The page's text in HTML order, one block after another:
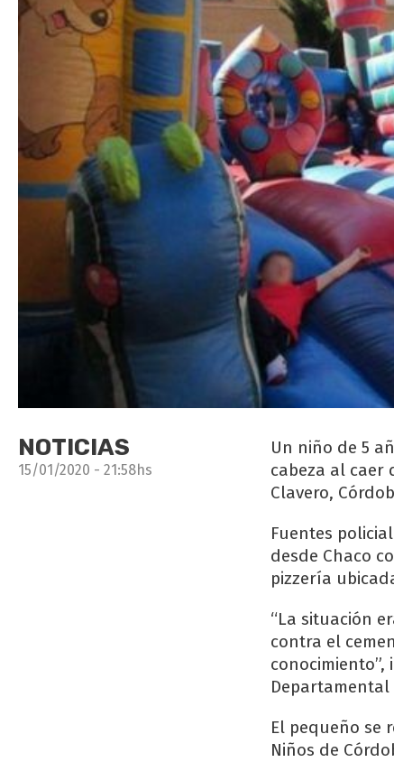
NOTICIAS
15/01/2020 - 21:58hs
Un niño de 5
cabeza al caer
Clavero,
Fuentes
desde Chaco
pizzería
“La situación
contra el
El pequeño se
Niños de